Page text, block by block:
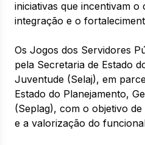
iniciativas que incentivam o
integração e o
Os Jogos dos Servidores
pela Secretaria de Estado
Juventude (Selaj), em
Estado do Planejamento,
(Seplag), com o objetivo
e a valorização do